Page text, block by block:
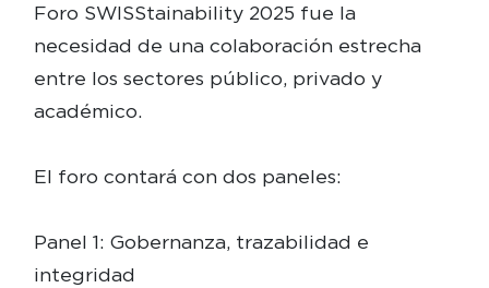
Foro SWISStainability 2025 fue la
necesidad de una colaboración estrecha
entre los sectores público, privado y
académico.
El foro contará con dos paneles:
Panel 1: Gobernanza, trazabilidad e
integridad